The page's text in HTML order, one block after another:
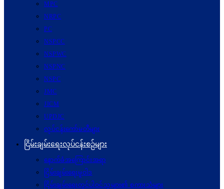
MPC
NRPC
PC
NSPCC
NSPWC
NSPNC
NSPC
JMC
JICM
UPDJC
လုပ်ငန်းကော်မတီများ
ငြိမ်းချမ်းရေးလုပ်ငန်းစဉ်များ
နောက်ခံအကြောင်းအရာ
ငြိမ်းချမ်းရေးမူဝါဒ
ငြိမ်းချမ်းရေးတွင်ပါဝင်သူများ၏ စကားသံများ